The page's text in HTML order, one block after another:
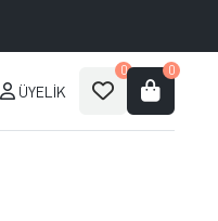
ÜYELIK
0 0